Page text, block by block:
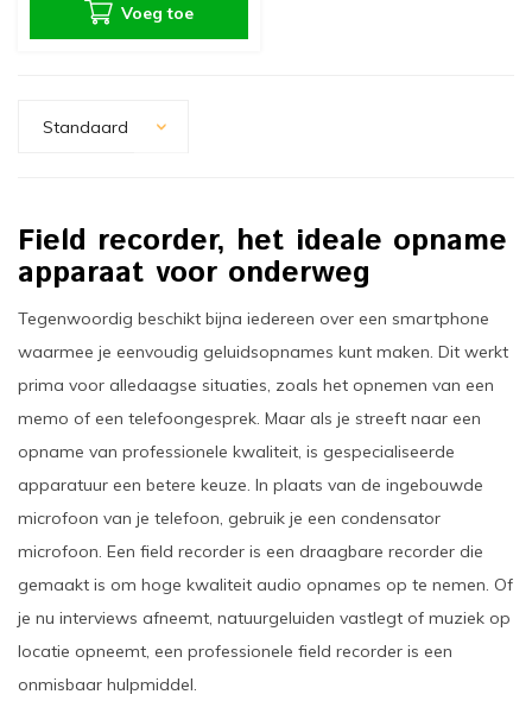
Voeg toe
Standaard
Field recorder, het ideale opname
apparaat voor onderweg
Tegenwoordig beschikt bijna iedereen over een smartphone
waarmee je eenvoudig geluidsopnames kunt maken. Dit werkt
prima voor alledaagse situaties, zoals het opnemen van een
memo of een telefoongesprek. Maar als je streeft naar een
opname van professionele kwaliteit, is gespecialiseerde
apparatuur een betere keuze. In plaats van de ingebouwde
microfoon van je telefoon, gebruik je een condensator
microfoon. Een field recorder is een draagbare recorder die
gemaakt is om hoge kwaliteit audio opnames op te nemen. Of
je nu interviews afneemt, natuurgeluiden vastlegt of muziek op
locatie opneemt, een professionele field recorder is een
onmisbaar hulpmiddel.